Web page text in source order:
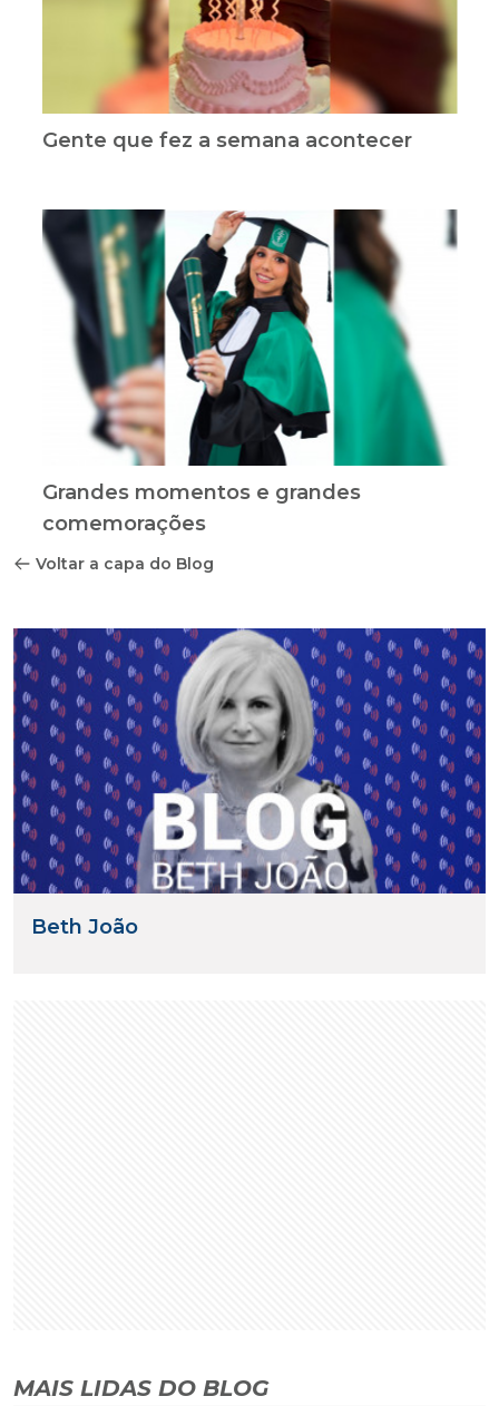
Gente que fez a semana acontecer
Grandes momentos e grandes
comemorações
Voltar a capa do Blog
Beth João
MAIS LIDAS DO BLOG